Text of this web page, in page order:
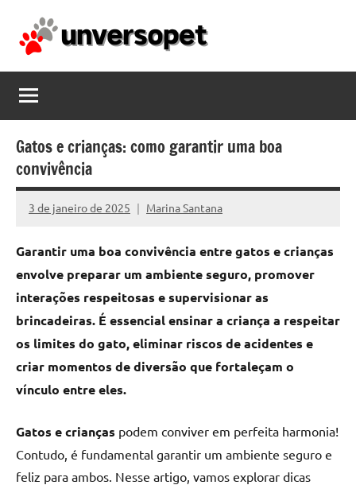
para
unversopet.com
Gatos e crianças: como garantir uma boa
convivência
3 de janeiro de 2025 Marina Santana
Garantir uma boa convivência entre gatos e crianças
envolve preparar um ambiente seguro, promover
interações respeitosas e supervisionar as
brincadeiras. É essencial ensinar a criança a respeitar
os limites do gato, eliminar riscos de acidentes e
criar momentos de diversão que fortaleçam o
vínculo entre eles.
Gatos e crianças podem conviver em perfeita harmonia!
Contudo, é fundamental garantir um ambiente seguro e
feliz para ambos. Nesse artigo, vamos explorar dicas